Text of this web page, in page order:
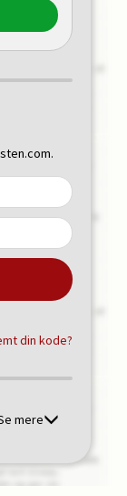
din kode?
mere